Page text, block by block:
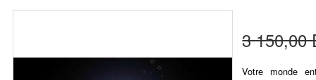
3 150,00
Votre monde